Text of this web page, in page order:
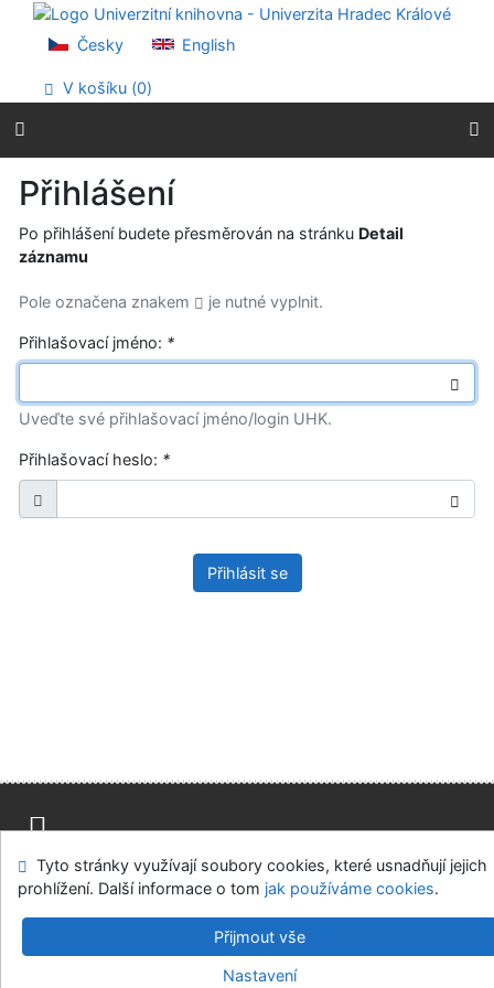
Přejít na obsah
Přejít na menu
Prohlášení o webové přístupnosti
Česky English
V košíku (0)
Přihlášení
Po přihlášení budete přesměrován na stránku Detail
záznamu
Pole označena znakem je nutné vyplnit.
Přihlašovací jméno: *
Uveďte své přihlašovací jméno/login UHK.
Přihlašovací heslo: *
Přihlásit se
Mapa stránek Přístupnost
Soukromí
Modul OpenSearch
Napište nám Nastavení cookies
Univerzitní knihovna - Univerzita Hradec Králové
v.4.8.63a-Cosmotron Bohemia, s.r.o.
Tyto stránky využívají soubory cookies, které usnadňují jejich
prohlížení. Další informace o tom jak používáme cookies.
Přijmout vše
Nastavení